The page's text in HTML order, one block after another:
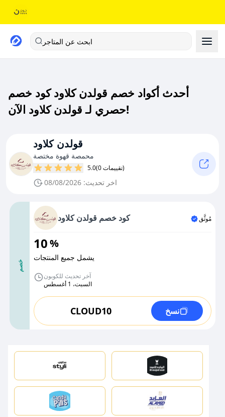
ابحث عن المتاجر
أحدث أكواد خصم قولدن كلاود كود خصم
حصري لـ قولدن كلاود الآن!
قولدن كلاود
محمصة قهوة مختصة
5.0 (0 تقييمات)
اخر تحديث: 08/08/2026
خصم
كود خصم قولدن كلاود مُوثَّق
10%
يشمل جميع المنتجات
آخر تحديث للكوبون
السبت، 1 أغسطس
CLOUD10 نسخ